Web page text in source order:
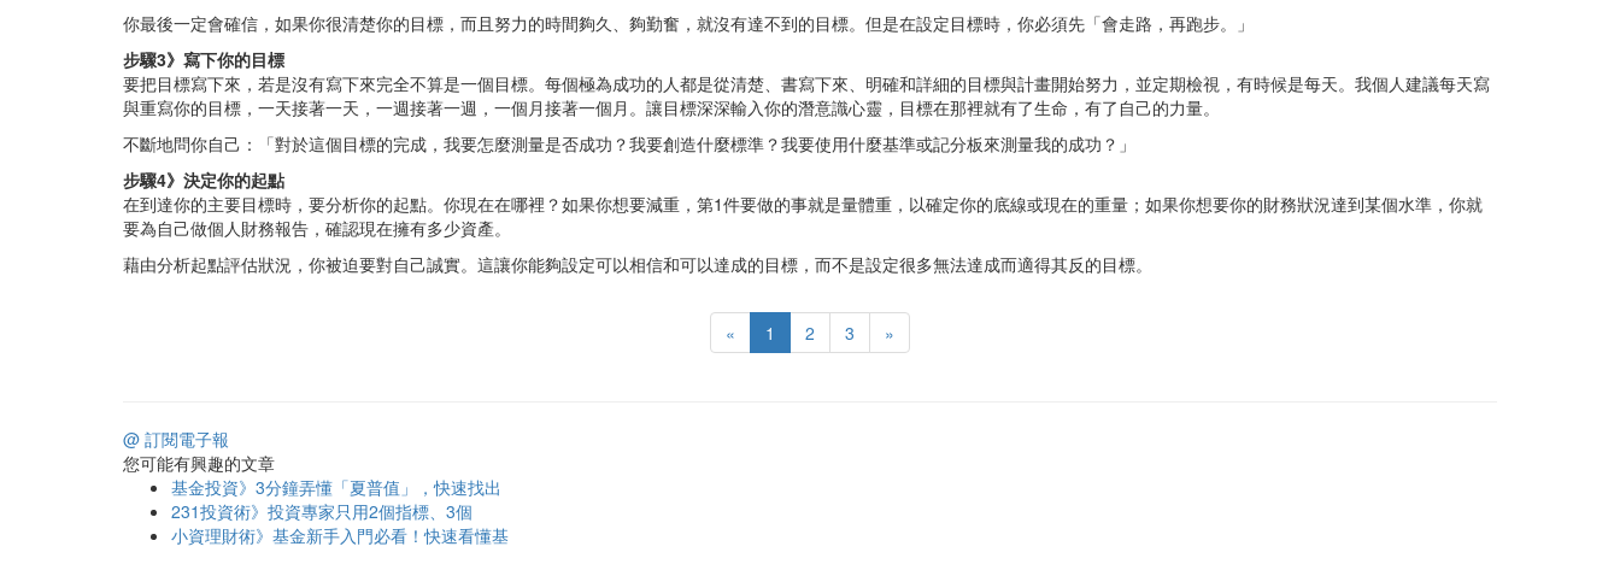
你最後一定會確信，如果你很清楚你的目標，而且努力的時間夠久、夠勤奮，就沒有達不到的目標。但是在設定目標時，你必須先「會走路，再跑步。」
步驟3》寫下你的目標
要把目標寫下來，若是沒有寫下來完全不算是一個目標。每個極為成功的人都是從清楚、書寫下來、明確和詳細的目標與計畫開始努力，並定期檢視，有時候是每天。我個人建議每天寫
與重寫你的目標，一天接著一天，一週接著一週，一個月接著一個月。讓目標深深輸入你的潛意識心靈，目標在那裡就有了生命，有了自己的力量。
不斷地問你自己：「對於這個目標的完成，我要怎麼測量是否成功？我要創造什麼標準？我要使用什麼基準或記分板來測量我的成功？」
步驟4》決定你的起點
在到達你的主要目標時，要分析你的起點。你現在在哪裡？如果你想要減重，第1件要做的事就是量體重，以確定你的底線或現在的重量；如果你想要你的財務狀況達到某個水準，你就
要為自己做個人財務報告，確認現在擁有多少資產。
藉由分析起點評估狀況，你被迫要對自己誠實。這讓你能夠設定可以相信和可以達成的目標，而不是設定很多無法達成而適得其反的目標。
« 1 2 3 »
@ 訂閱電子報
您可能有興趣的文章
基金投資》3分鐘弄懂「夏普值」，快速找出
231投資術》投資專家只用2個指標、3個
小資理財術》基金新手入門必看！快速看懂基